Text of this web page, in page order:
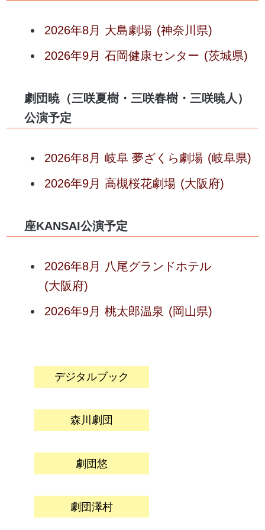
2026年8月 大島劇場 (神奈川県)
2026年9月 石岡健康センター (茨城県)
劇団暁（三咲夏樹・三咲春樹・三咲暁人）
公演予定
2026年8月 岐阜 夢ざくら劇場 (岐阜県)
2026年9月 高槻桜花劇場 (大阪府)
座KANSAI公演予定
2026年8月
八尾グランドホテル
(大阪府)
2026年9月 桃太郎温泉 (岡山県)
デジタルブック
森川劇団
劇団悠
劇団澤村